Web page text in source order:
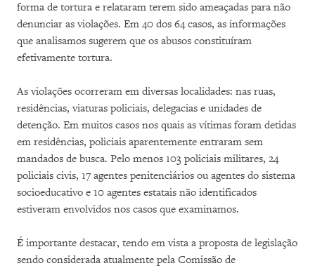
forma de tortura e relataram terem sido ameaçadas para não
denunciar as violações. Em 40 dos 64 casos, as informações
que analisamos sugerem que os abusos constituíram
efetivamente tortura.
As violações ocorreram em diversas localidades: nas ruas,
residências, viaturas policiais, delegacias e unidades de
detenção. Em muitos casos nos quais as vítimas foram detidas
em residências, policiais aparentemente entraram sem
mandados de busca. Pelo menos 103 policiais militares, 24
policiais civis, 17 agentes penitenciários ou agentes do sistema
socioeducativo e 10 agentes estatais não identificados
estiveram envolvidos nos casos que examinamos.
É importante destacar, tendo em vista a proposta de legislação
sendo considerada atualmente pela Comissão de